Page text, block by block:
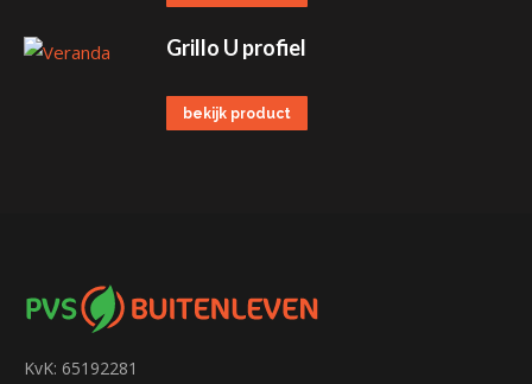
Grillo U profiel
bekijk product
KvK: 65192281